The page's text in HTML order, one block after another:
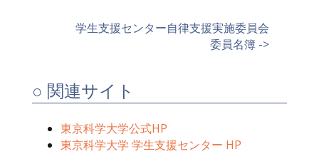
学生支援センター自律支援実施委員会
委員名簿 ->
○ 関連サイト
東京科学大学公式HP
東京科学大学 学生支援センター HP